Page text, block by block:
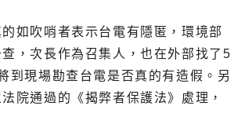
如吹哨者表示台電有隱匿，環境部
，次長作為召集人，也在外部找了5
到現場勘查台電是否真的有造假。另
院通過的《揭弊者保護法》處理，